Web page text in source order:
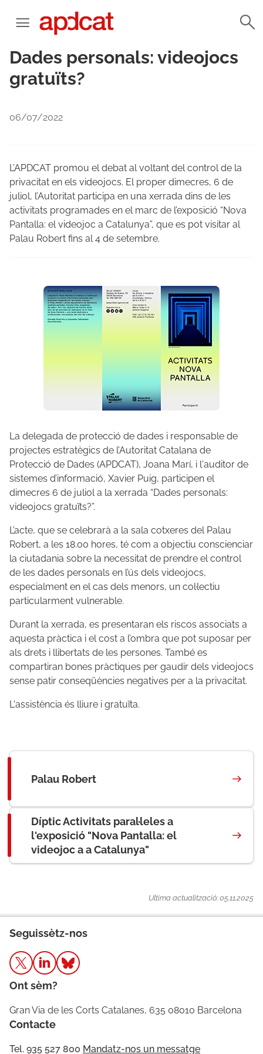
Dades personals: videojocs
gratuïts?
06/07/2022
L’APDCAT promou el debat al voltant del control de la
privacitat en els videojocs. El proper dimecres, 6 de
juliol, l’Autoritat participa en una xerrada dins de les
activitats programades en el marc de l’exposició “Nova
Pantalla: el videojoc a Catalunya”, que es pot visitar al
Palau Robert fins al 4 de setembre.
La delegada de protecció de dades i responsable de
projectes estratègics de l’Autoritat Catalana de
Protecció de Dades (APDCAT), Joana Marí, i l'auditor de
sistemes d’informació, Xavier Puig, participen el
dimecres 6 de juliol a la xerrada “Dades personals:
videojocs gratuïts?”.
L’acte, que se celebrarà a la sala cotxeres del Palau
Robert, a les 18.00 hores, té com a objectiu conscienciar
la ciutadania sobre la necessitat de prendre el control
de les dades personals en l’ús dels videojocs,
especialment en el cas dels menors, un col·lectiu
particularment vulnerable.
Durant la xerrada, es presentaran els riscos associats a
aquesta pràctica i el cost a l’ombra que pot suposar per
als drets i llibertats de les persones. També es
compartiran bones pràctiques per gaudir dels videojocs
sense patir conseqüències negatives per a la privacitat.
L'assistència és lliure i gratuïta.
Palau Robert
Díptic Activitats paral·leles a
l'exposició "Nova Pantalla: el
videojoc a a Catalunya"
Ultima actualització: 05.11.2025
Seguissètz-nos
Ont sèm?
Gran Via de les Corts Catalanes, 635 08010 Barcelona
Contacte
Tel. 935 527 800 Mandatz-nos un messatge